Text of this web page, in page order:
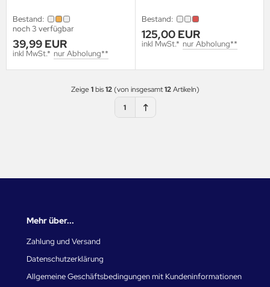
Bestand:
noch 3 verfügbar
39,99 EUR
inkl MwSt.* nur Abholung**
Bestand:
125,00 EUR
inkl MwSt.* nur Abholung**
Zeige1bis12(von insgesamt12Artikeln)
1
Mehr über...
Zahlung und Versand
Datenschutzerklärung
Allgemeine Geschäftsbedingungen mit Kundeninformationen